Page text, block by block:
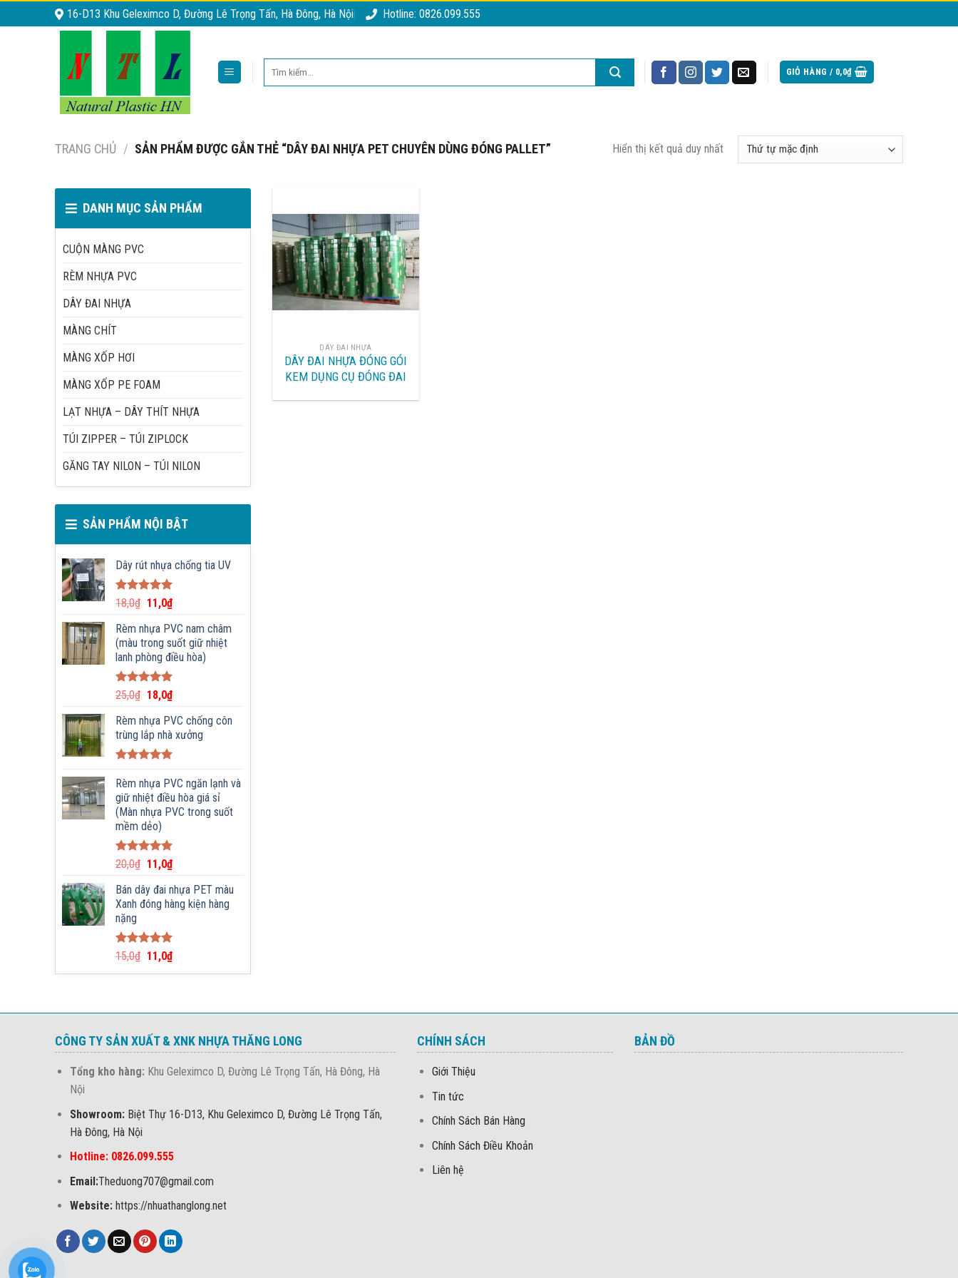
to
16-D13 Khu Geleximco D, Đường Lê Trọng Tấn, Hà Đông, Hà Nội Hotline: 0826.099.555
kiếm:
GIỎ HÀNG / 0,0₫
TRANG CHỦ / SẢN PHẨM ĐƯỢC GẮN THẺ “DÂY ĐAI NHỰA PET CHUYÊN DÙNG ĐÓNG PALLET” Hiển thị kết quả duy nhất
DANH MỤC SẢN PHẨM
CUỘN MÀNG PVC
RÈM NHỰA PVC
DÂY ĐAI NHỰA
MÀNG CHÍT
MÀNG XỐP HƠI
MÀNG XỐP PE FOAM
LẠT NHỰA – DÂY THÍT NHỰA
TÚI ZIPPER – TÚI ZIPLOCK
GĂNG TAY NILON – TÚI NILON
SẢN PHẨM NỘI BẬT
Dây rút nhựa chống tia UV
Được xếp
hạng
5.00
5 sao
18,0₫ 11,0₫
Rèm nhựa PVC nam châm
(màu trong suốt giữ nhiệt
lanh phòng điều hòa)
Được xếp
hạng
5.00
5 sao
25,0₫ 18,0₫
Rèm nhựa PVC chống côn
trùng lắp nhà xưởng
hạng5.00
5 sao
Rèm nhựa PVC ngăn lạnh và
giữ nhiệt điều hòa giá sỉ
(Màn nhựa PVC trong suốt
mềm dẻo)
Được xếp
hạng
5.00
5 sao
20,0₫ 11,0₫
Bán dây đai nhựa PET màu
Xanh đóng hàng kiện hàng
nặng
Được xếp
hạng
5.00
5 sao
15,0₫ 11,0₫
DÂY ĐAI NHỰA
DÂY ĐAI NHỰA ĐÓNG GÓI
KEM DỤNG CỤ ĐÓNG ĐAI
CÔNG TY SẢN XUẤT & XNK NHỰA THĂNG LONG
Tổng kho hàng: Khu Geleximco D, Đường Lê Trọng Tấn, Hà Đông, Hà
Nội
Showroom: Biệt Thự 16-D13, Khu Geleximco D, Đường Lê Trọng Tấn,
Hà Đông, Hà Nội
Hotline: 0826.099.555
Email:Theduong707@gmail.com
Website:https://nhuathanglong.net
CHÍNH SÁCH
Giới Thiệu
Tin tức
Chính Sách Bán Hàng
Chính Sách Điều Khoản
Liên hệ
BẢN ĐỒ